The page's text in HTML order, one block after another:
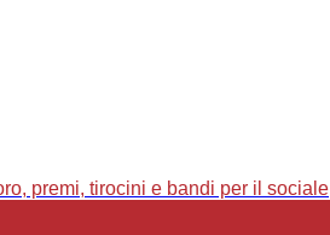
premi, tirocini e bandi per il sociale